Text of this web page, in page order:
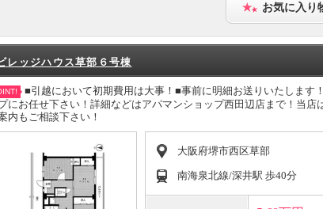
お気に入り
レッジハウス草部６号棟
■引越において初期費用は大事！■事前に明細お送りいたします
にお任せ下さい！詳細などはアパマンショップ西田辺店まで！当
内もご相談下さい！
大阪府堺市西区草部
南海泉北線/深井駅 歩40分